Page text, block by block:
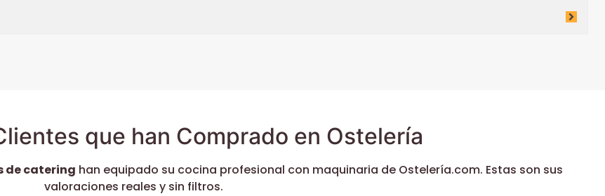
que han Comprado en Ostelería
de catering han equipado su cocina profesional con maquinaria de Ostelería.com. Estas son sus
valoraciones reales y sin filtros.